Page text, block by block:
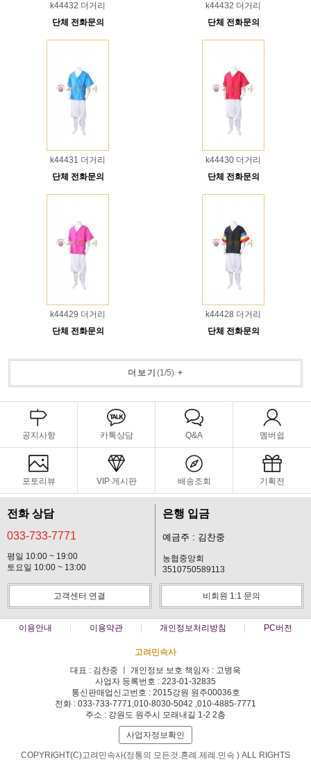
k44432 더거리
단체 전화문의
k44432 더거리
단체 전화문의
k44431 더거리
단체 전화문의
k44430 더거리
단체 전화문의
k44429 더거리
단체 전화문의
k44428 더거리
단체 전화문의
더보기 (1/5)+
공지사항 카톡상담 Q&A 멤버쉽
포토리뷰 VIP 게시판 배송조회 기획전
전화 상담
033-733-7771
평일 10:00 ~ 19:00
토요일 10:00 ~ 13:00
은행 입금
예금주 : 김찬중
농협중앙회
3510750589113
고객센터 연결 비회원 1:1 문의
이용안내 이용약관 개인정보처리방침 PC버전
고려민속사
대표 : 김찬중 ㅣ 개인정보 보호 책임자 : 고병욱
사업자 등록번호 : 223-01-32835
통신판매업신고번호 : 2015강원 원주00036호
전화 : 033-733-7771,010-8030-5042 ,010-4885-7771
주소 : 강원도 원주시 모래내길 1-2 2층
사업자정보확인
COPYRIGHT(C)고려민속사(정통의 모든것.혼례.제례.민속 ) ALL RIGHTS